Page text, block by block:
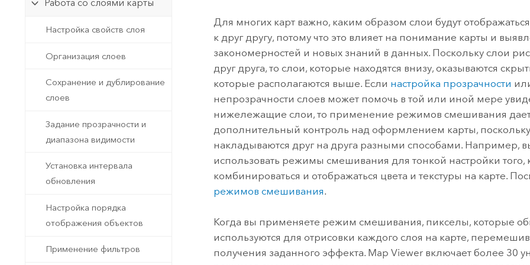
Фундаментальная система для
ГИС и картографии
приложений и приложений
Все продукты
Природные ресурсы
Все отрасли
Все истории
Работа со слоями карты
Настройка свойств слоя
Организация слоев
Сохранение и дублирование
слоев
Задание прозрачности и
диапазона видимости
Установка интервала
обновления
Настройка порядка
отображения объектов
Применение фильтров
Для многих карт важно, каким образом слои будут
к друг другу, потому что это влияет на понимание карты и
закономерностей и новых знаний в данных. Поскольку слои
друг друга, то слои, которые находятся внизу, оказываются
которые располагаются выше. Если настройка прозрачности
непрозрачности слоев может помочь в той или иной мере
нижележащие слои, то применение режимов смешивания
дополнительный контроль над оформлением карты,
накладываются друг на друга разными способами. Например,
использовать режимы смешивания для тонкой настройки того,
комбинироваться и отображаться цвета и текстуры на карте.
режимов смешивания.
Когда вы применяете режим смешивания, пикселы, которые
используются для отрисовки каждого слоя на карте,
получения заданного эффекта. Map Viewer включает более 30